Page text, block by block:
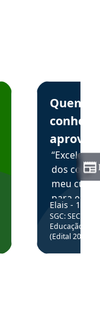
Concursos em
Estudante
Quem
aprova
dos
meu
para
colocar
através
de
Elais - 15/
SGC: SEC BA
Educação
(Edital